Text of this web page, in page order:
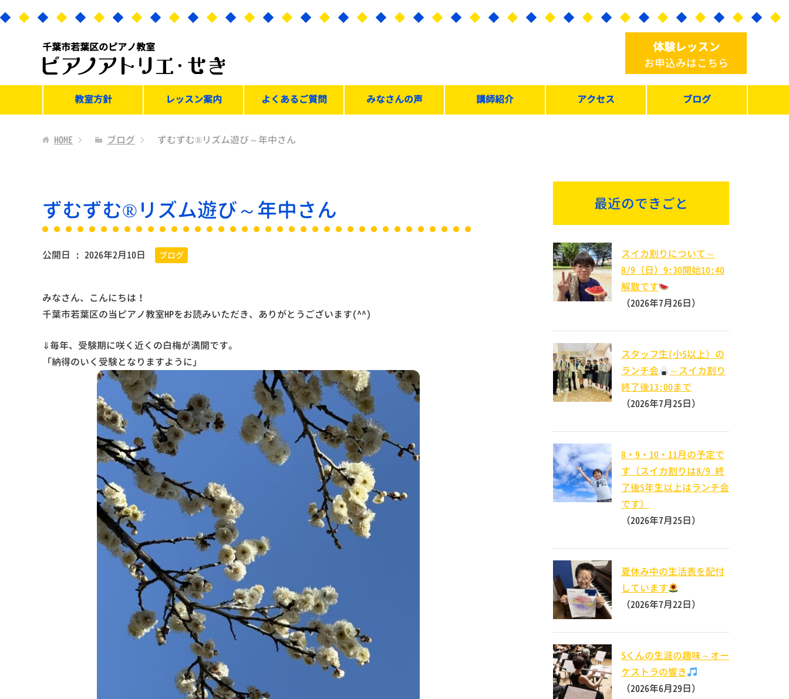
千葉市若葉区のピアノ教室 体験レッスン
お申込みはこちら
教室方針 レッスン案内 よくあるご質問 みなさんの声 講師紹介 アクセス ブログ
HOME ブログ ずむずむ®リズム遊び～年中さん
ずむずむ®リズム遊び～年中さん
公開日 : 2026年2月10日 ブログ
みなさん、こんにちは！
千葉市若葉区の当ピアノ教室HPをお読みいただき、ありがとうございます(^^)
⇓毎年、受験期に咲く近くの白梅が満開です。
「納得のいく受験となりますように」
最近のできごと
スイカ割りについて～
8/9（日）9:30開始10:40
解散です
（2026年7月26日）
スタッフ生(小5以上）の
ランチ会
～スイカ割り
終了後13:00まで
（2026年7月25日）
8・9・10・11月の予定で
す（スイカ割りは8/9 終
了後5年生以上はランチ会
です）
（2026年7月25日）
夏休み中の生活表を配付
しています
（2026年7月22日）
Sくんの生涯の趣味～オー
ケストラの響き
（2026年6月29日）